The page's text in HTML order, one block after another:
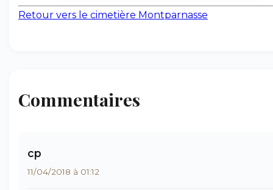
Retour vers le cimetière Montparnasse
Commentaires
cp
11/04/2018 à 01:12